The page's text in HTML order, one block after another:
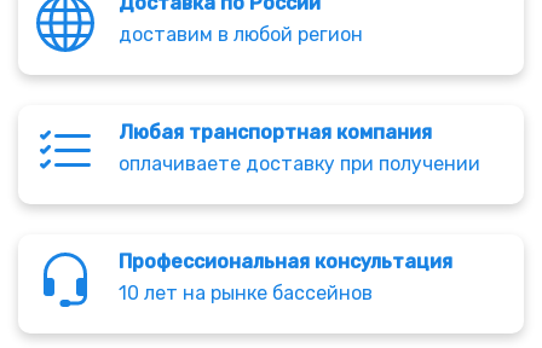
доставим в любой регион
Любая транспортная компания
оплачиваете доставку при получении
Профессиональная консультация
10 лет на рынке бассейнов